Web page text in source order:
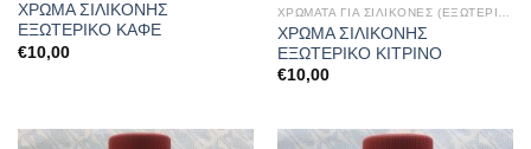
ΧΡΩΜΑ ΣΙΛΙΚΟΝΗΣ
ΕΞΩΤΕΡΙΚΟ ΚΑΦΕ
€10,00
ΧΡΩΜΑ ΣΙΛΙΚΟΝΗΣ
ΕΞΩΤΕΡΙΚΟ ΚΙΤΡΙΝΟ
€10,00